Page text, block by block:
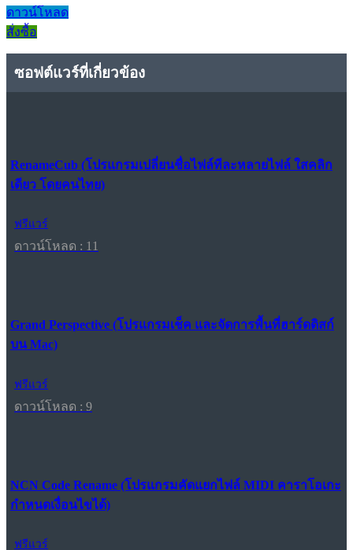
ดาวน์โหลด
สั่งซื้อ
ซอฟต์แวร์ที่เกี่ยวข้อง
RenameCub (โปรแกรมเปลี่ยนชื่อไฟล์ทีละหลายไฟล์ ใสคลิก
เดียว โดยคนไทย)
ฟรีแวร์
ดาวน์โหลด : 11
Grand Perspective (โปรแกรมเช็ค และจัดการพื้นที่ฮาร์ดดิสก์
บน Mac)
ฟรีแวร์
ดาวน์โหลด : 9
NCN Code Rename (โปรแกรมคัดแยกไฟล์ MIDI คาราโอเกะ
กำหนดเงื่อนไขได้)
ฟรีแวร์